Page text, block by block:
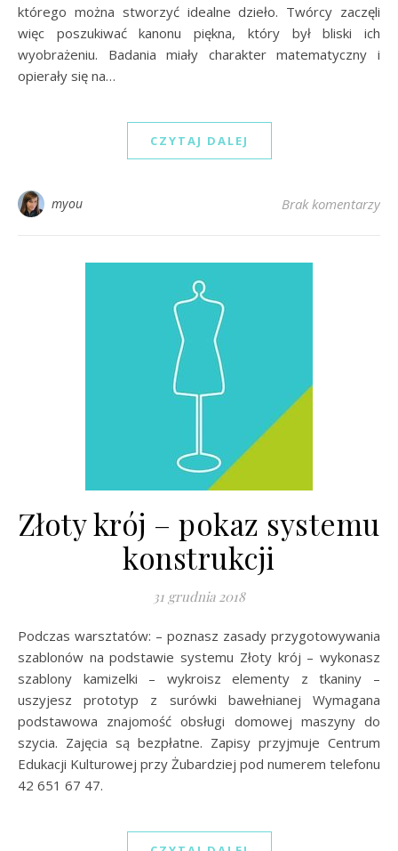
którego można stworzyć idealne dzieło. Twórcy zaczęli
więc poszukiwać kanonu piękna, który był bliski ich
wyobrażeniu. Badania miały charakter matematyczny i
opierały się na…
CZYTAJ DALEJ
myou Brak komentarzy
Złoty krój – pokaz systemu
konstrukcji
31 grudnia 2018
Podczas warsztatów: – poznasz zasady przygotowywania
szablonów na podstawie systemu Złoty krój – wykonasz
szablony kamizelki – wykroisz elementy z tkaniny –
uszyjesz prototyp z surówki bawełnianej Wymagana
podstawowa znajomość obsługi domowej maszyny do
szycia. Zajęcia są bezpłatne. Zapisy przyjmuje Centrum
Edukacji Kulturowej przy Żubardziej pod numerem telefonu
42 651 67 47.